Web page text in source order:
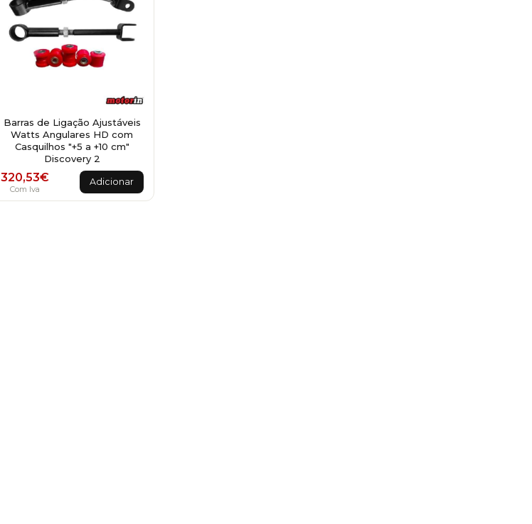
Barras de Ligação Ajustáveis
Watts Angulares HD com
Casquilhos "+5 a +10 cm"
Discovery 2
320,53€
Com Iva
Adicionar